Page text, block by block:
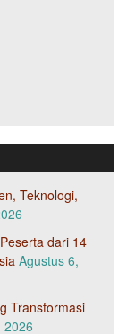
Teknologi,
dari 14
Agustus 6,
Transformasi
2026